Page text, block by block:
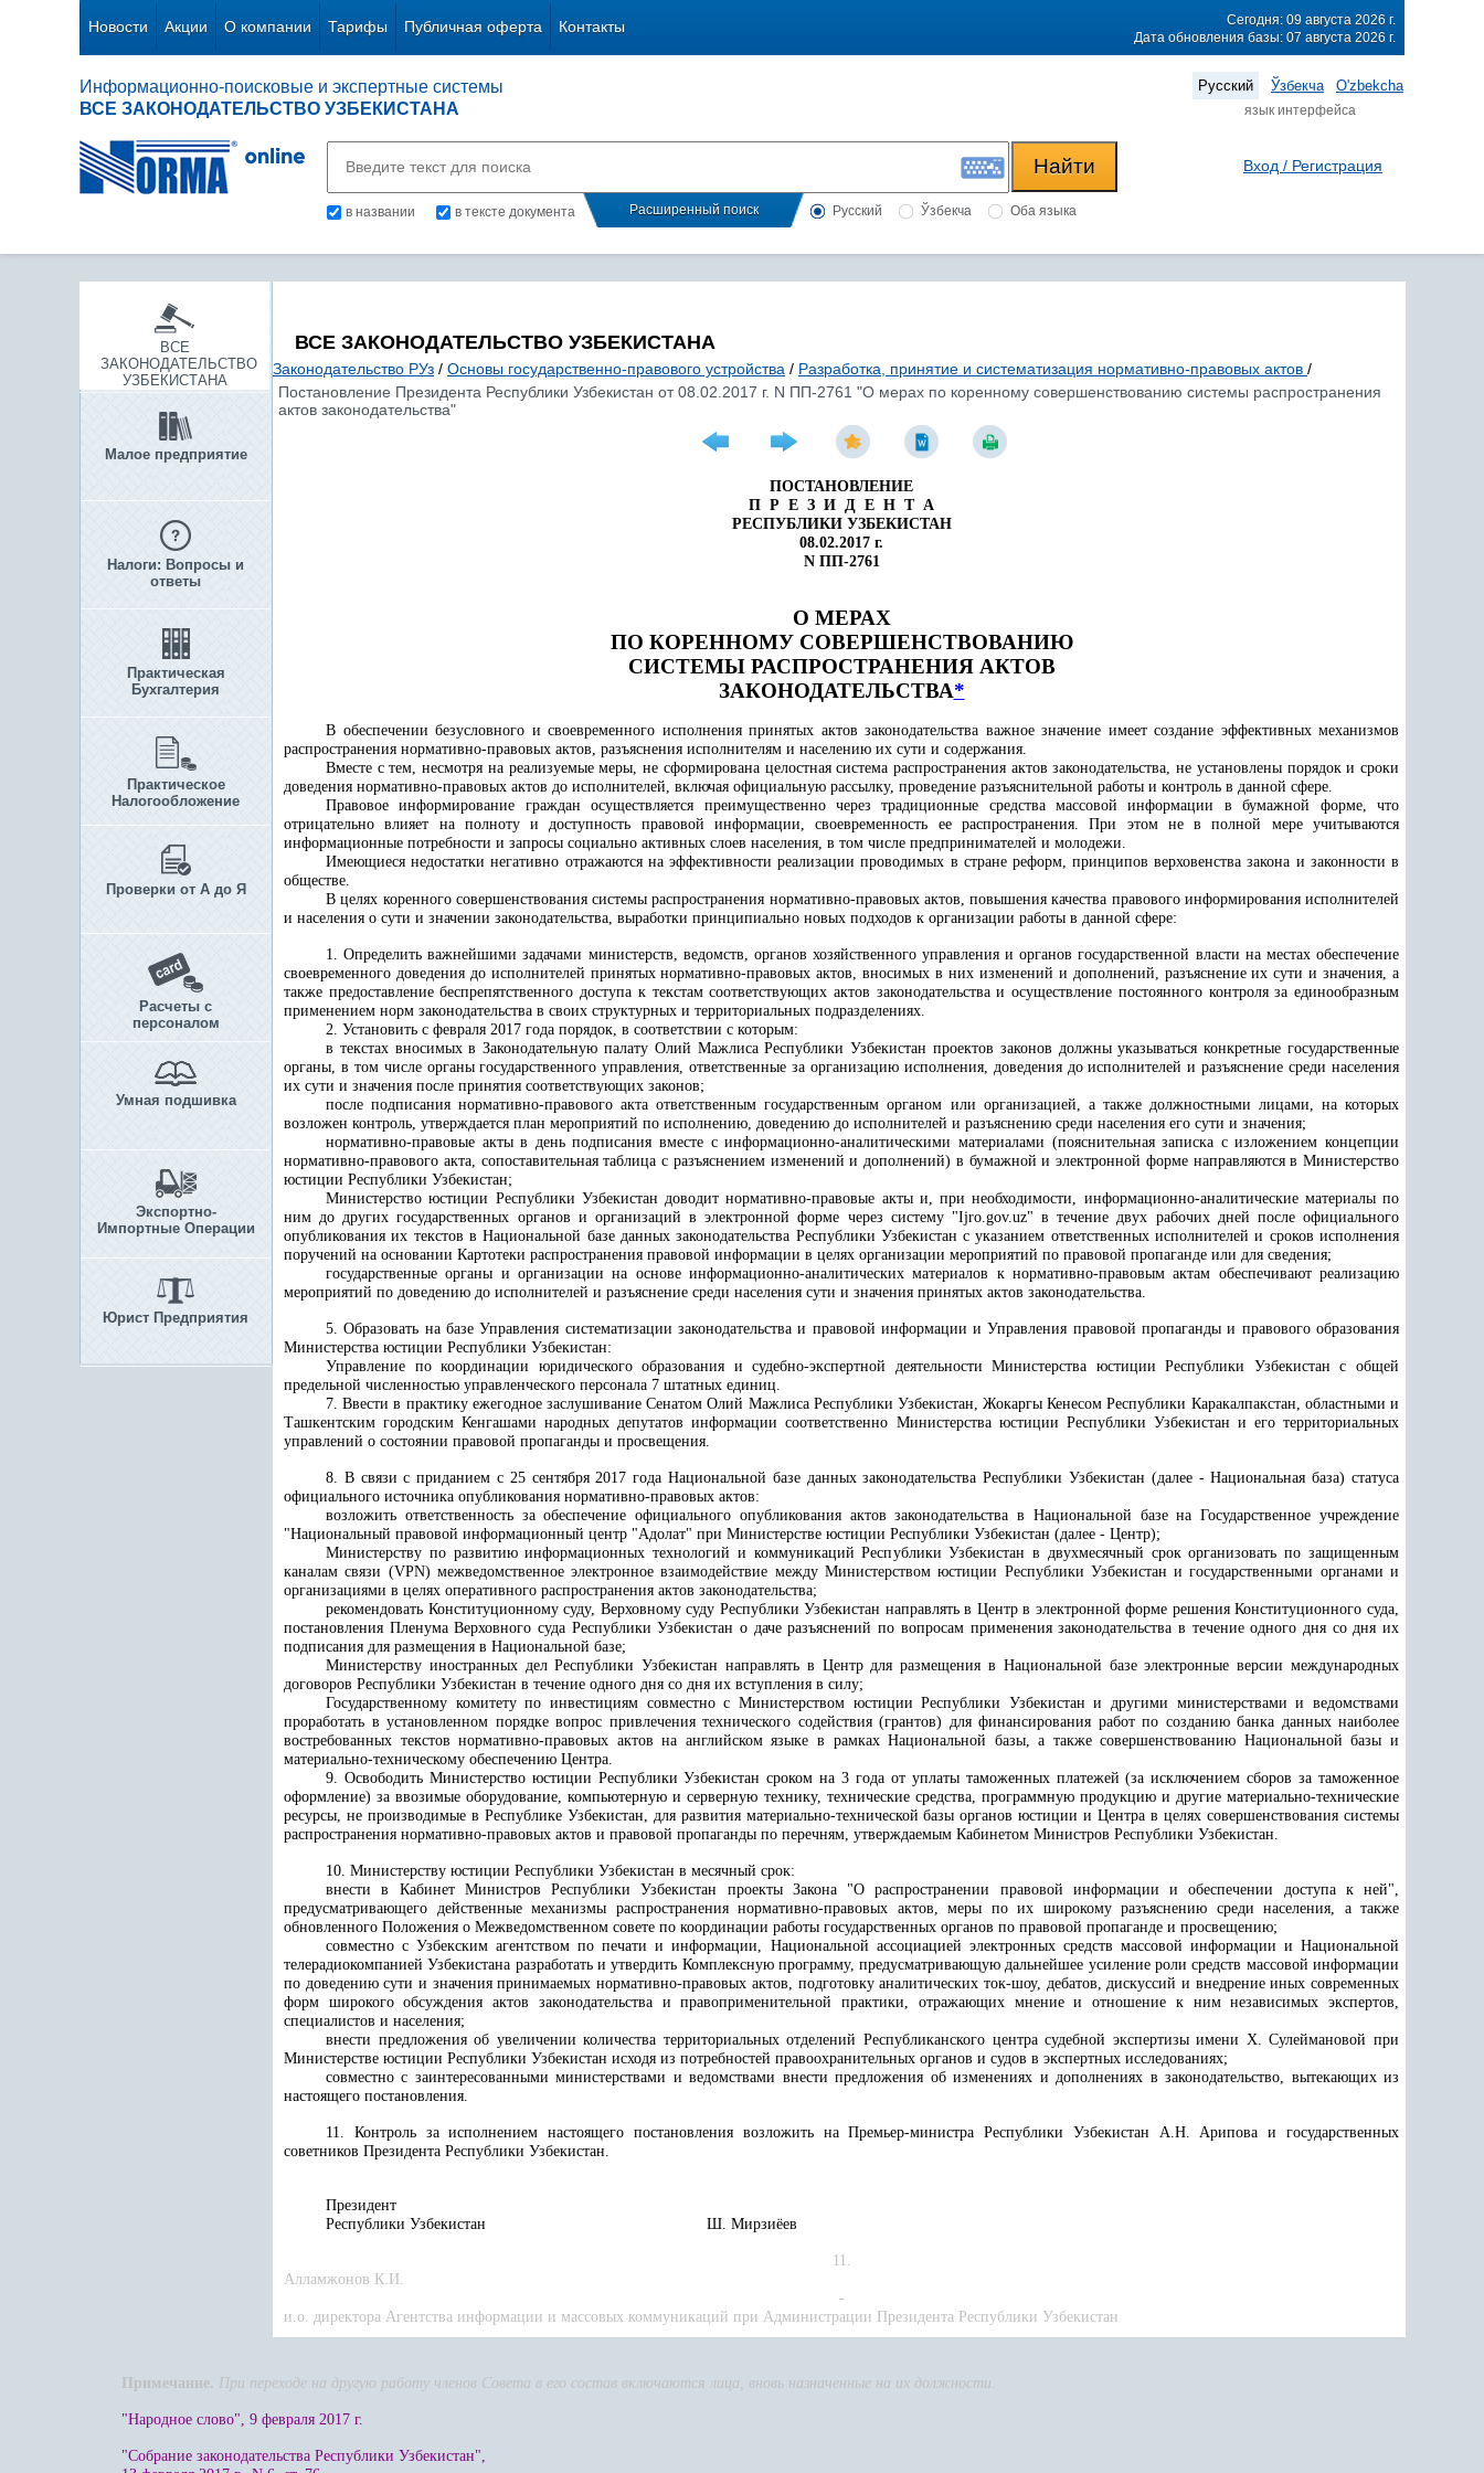
Новости Акции О компании Тарифы Публичная оферта Контакты
Сегодня: 09 августа 2026 г.
Дата обновления базы: 07 августа 2026 г.
Информационно-поисковые и экспертные системы
ВСЕ ЗАКОНОДАТЕЛЬСТВО УЗБЕКИСТАНА
Русский Ўзбекча O'zbekcha
язык интерфейса
в названии в тексте документа Расширенный поиск Русский Ўзбекча Оба языка
Вход / Регистрация
ВСЕ
ЗАКОНОДАТЕЛЬСТВО
УЗБЕКИСТАНА
Малое предприятие
Налоги: Вопросы и
ответы
Практическая
Бухгалтерия
Практическое
Налогообложение
Проверки от А до Я
Расчеты с
персоналом
Умная подшивка
Экспортно-
Импортные Операции
Юрист Предприятия
ВСЕ ЗАКОНОДАТЕЛЬСТВО УЗБЕКИСТАНА
Законодательство РУз / Основы государственно-правового устройства / Разработка, принятие и систематизация нормативно-правовых актов /
Постановление Президента Республики Узбекистан от 08.02.2017 г. N ПП-2761 "О мерах по коренному совершенствованию системы распространения
актов законодательства"
ПОСТАНОВЛЕНИЕ
П Р Е З И Д Е Н Т А
РЕСПУБЛИКИ УЗБЕКИСТАН
08.02.2017 г.
N ПП-2761
О МЕРАХ
ПО КОРЕННОМУ СОВЕРШЕНСТВОВАНИЮ
СИСТЕМЫ РАСПРОСТРАНЕНИЯ АКТОВ
ЗАКОНОДАТЕЛЬСТВА*
В обеспечении безусловного и своевременного исполнения принятых актов законодательства важное значение имеет создание эффективных механизмов
распространения нормативно-правовых актов, разъяснения исполнителям и населению их сути и содержания.
Вместе с тем, несмотря на реализуемые меры, не сформирована целостная система распространения актов законодательства, не установлены порядок и сроки
доведения нормативно-правовых актов до исполнителей, включая официальную рассылку, проведение разъяснительной работы и контроль в данной сфере.
Правовое информирование граждан осуществляется преимущественно через традиционные средства массовой информации в бумажной форме, что
отрицательно влияет на полноту и доступность правовой информации, своевременность ее распространения. При этом не в полной мере учитываются
информационные потребности и запросы социально активных слоев населения, в том числе предпринимателей и молодежи.
Имеющиеся недостатки негативно отражаются на эффективности реализации проводимых в стране реформ, принципов верховенства закона и законности в
обществе.
В целях коренного совершенствования системы распространения нормативно-правовых актов, повышения качества правового информирования исполнителей
и населения о сути и значении законодательства, выработки принципиально новых подходов к организации работы в данной сфере:
1. Определить важнейшими задачами министерств, ведомств, органов хозяйственного управления и органов государственной власти на местах обеспечение
своевременного доведения до исполнителей принятых нормативно-правовых актов, вносимых в них изменений и дополнений, разъяснение их сути и значения, а
также предоставление беспрепятственного доступа к текстам соответствующих актов законодательства и осуществление постоянного контроля за единообразным
применением норм законодательства в своих структурных и территориальных подразделениях.
2. Установить с февраля 2017 года порядок, в соответствии с которым:
в текстах вносимых в Законодательную палату Олий Мажлиса Республики Узбекистан проектов законов должны указываться конкретные государственные
органы, в том числе органы государственного управления, ответственные за организацию исполнения, доведения до исполнителей и разъяснение среди населения
их сути и значения после принятия соответствующих законов;
после подписания нормативно-правового акта ответственным государственным органом или организацией, а также должностными лицами, на которых
возложен контроль, утверждается план мероприятий по исполнению, доведению до исполнителей и разъяснению среди населения его сути и значения;
нормативно-правовые акты в день подписания вместе с информационно-аналитическими материалами (пояснительная записка с изложением концепции
нормативно-правового акта, сопоставительная таблица с разъяснением изменений и дополнений) в бумажной и электронной форме направляются в Министерство
юстиции Республики Узбекистан;
Министерство юстиции Республики Узбекистан доводит нормативно-правовые акты и, при необходимости, информационно-аналитические материалы по
ним до других государственных органов и организаций в электронной форме через систему "Ijro.gov.uz" в течение двух рабочих дней после официального
опубликования их текстов в Национальной базе данных законодательства Республики Узбекистан с указанием ответственных исполнителей и сроков исполнения
поручений на основании Картотеки распространения правовой информации в целях организации мероприятий по правовой пропаганде или для сведения;
государственные органы и организации на основе информационно-аналитических материалов к нормативно-правовым актам обеспечивают реализацию
мероприятий по доведению до исполнителей и разъяснение среди населения сути и значения принятых актов законодательства.
5. Образовать на базе Управления систематизации законодательства и правовой информации и Управления правовой пропаганды и правового образования
Министерства юстиции Республики Узбекистан:
Управление по координации юридического образования и судебно-экспертной деятельности Министерства юстиции Республики Узбекистан с общей
предельной численностью управленческого персонала 7 штатных единиц.
7. Ввести в практику ежегодное заслушивание Сенатом Олий Мажлиса Республики Узбекистан, Жокаргы Кенесом Республики Каракалпакстан, областными и
Ташкентским городским Кенгашами народных депутатов информации соответственно Министерства юстиции Республики Узбекистан и его территориальных
управлений о состоянии правовой пропаганды и просвещения.
8. В связи с приданием с 25 сентября 2017 года Национальной базе данных законодательства Республики Узбекистан (далее - Национальная база) статуса
официального источника опубликования нормативно-правовых актов:
возложить ответственность за обеспечение официального опубликования актов законодательства в Национальной базе наГосударственное учреждение
"Национальный правовой информационный центр "Адолат" при Министерстве юстиции Республики Узбекистан (далее - Центр);
Министерству по развитию информационных технологий и коммуникаций Республики Узбекистан в двухмесячный срок организовать по защищенным
каналам связи (VPN) межведомственное электронное взаимодействие между Министерством юстиции Республики Узбекистан и государственными органами и
организациями в целях оперативного распространения актов законодательства;
рекомендовать Конституционному суду, Верховному суду Республики Узбекистан направлять в Центр в электронной форме решения Конституционного суда,
постановления Пленума Верховного суда Республики Узбекистан о даче разъяснений по вопросам применения законодательства в течение одного дня со дня их
подписания для размещения в Национальной базе;
Министерству иностранных дел Республики Узбекистан направлять в Центр для размещения в Национальной базе электронные версии международных
договоров Республики Узбекистан в течение одного дня со дня их вступления в силу;
Государственному комитету по инвестициямсовместно с Министерством юстиции Республики Узбекистан и другими министерствами и ведомствами
проработать в установленном порядке вопрос привлечения технического содействия (грантов) для финансирования работ по созданию банка данных наиболее
востребованных текстов нормативно-правовых актов на английском языке в рамках Национальной базы, а также совершенствованию Национальной базы и
материально-техническому обеспечению Центра.
9. Освободить Министерство юстиции Республики Узбекистан сроком на 3 года от уплаты таможенных платежей (за исключением сборов за таможенное
оформление) за ввозимые оборудование, компьютерную и серверную технику, технические средства, программную продукцию и другие материально-технические
ресурсы, не производимые в Республике Узбекистан, для развития материально-технической базы органов юстиции и Центра в целях совершенствования системы
распространения нормативно-правовых актов и правовой пропаганды по перечням, утверждаемым Кабинетом Министров Республики Узбекистан.
10. Министерству юстиции Республики Узбекистан в месячный срок:
внести в Кабинет Министров Республики Узбекистан проекты Закона "О распространении правовой информации и обеспечении доступа к ней",
предусматривающего действенные механизмы распространения нормативно-правовых актов, меры по их широкому разъяснению среди населения, а также
обновленного Положения о Межведомственном совете по координации работы государственных органов по правовой пропаганде и просвещению;
совместно с Узбекским агентством по печати и информации, Национальной ассоциацией электронных средств массовой информации и Национальной
телерадиокомпанией Узбекистана разработать и утвердить Комплексную программу, предусматривающую дальнейшее усиление роли средств массовой информации
по доведению сути и значения принимаемых нормативно-правовых актов, подготовку аналитических ток-шоу, дебатов, дискуссий и внедрение иных современных
форм широкого обсуждения актов законодательства и правоприменительной практики, отражающих мнение и отношение к ним независимых экспертов,
специалистов и населения;
внести предложения об увеличении количества территориальных отделений Республиканского центра судебной экспертизы имени Х. Сулеймановой при
Министерстве юстиции Республики Узбекистан исходя из потребностей правоохранительных органов и судов в экспертных исследованиях;
совместно с заинтересованными министерствами и ведомствами внести предложения об изменениях и дополнениях в законодательство, вытекающих из
настоящего постановления.
11. Контроль за исполнением настоящего постановления возложить на Премьер-министра Республики Узбекистан А.Н. Арипова и государственных
советников Президента Республики Узбекистан.
Президент
Республики Узбекистан Ш. Мирзиёев
11.
Алламжонов К.И.
-
и.о. директора Агентства информации и массовых коммуникаций при Администрации Президента Республики Узбекистан
18.
19.
20.
Примечание. При переходе на другую работу членов Совета в его состав включаются лица, вновь назначенные на их должности.
"Народное слово", 9 февраля 2017 г.
"Собрание законодательства Республики Узбекистан",